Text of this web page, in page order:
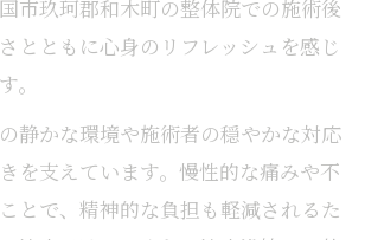
市玖珂郡和木町の整体院での施術後
とともに心身のリフレッシュを感じ
。
静かな環境や施術者の穏やかな対応
を支えています。慢性的な痛みや不
とで、精神的な負担も軽減されるた